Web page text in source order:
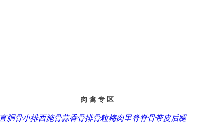
肉 禽 专 区
直胴骨小排西施骨蒜香骨排骨粒梅肉里脊脊骨带皮后腿